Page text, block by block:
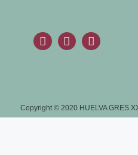
Copyright © 2020 HUELVA GRES